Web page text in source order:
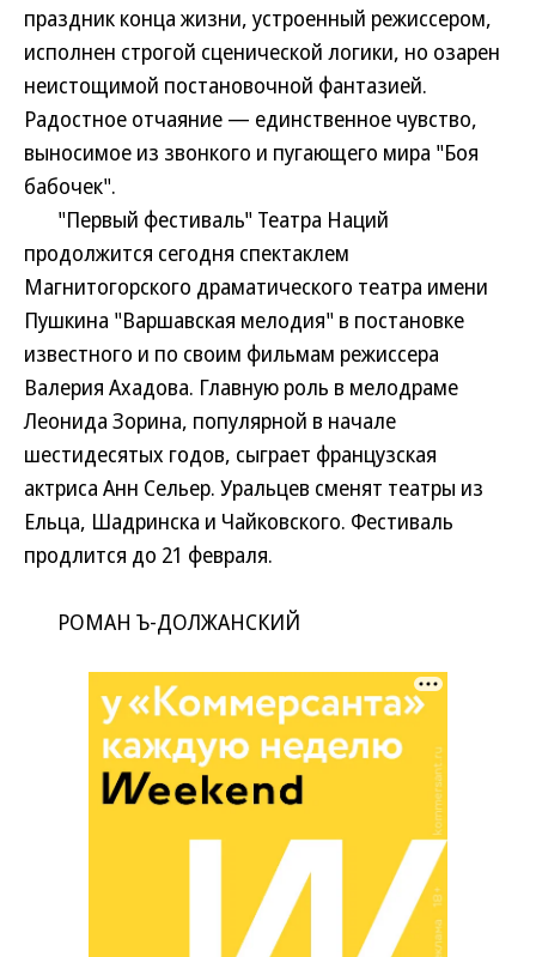
праздник конца жизни, устроенный режиссером,
исполнен строгой сценической логики, но озарен
неистощимой постановочной фантазией.
Радостное отчаяние — единственное чувство,
выносимое из звонкого и пугающего мира "Боя
бабочек".
"Первый фестиваль" Театра Наций
продолжится сегодня спектаклем
Магнитогорского драматического театра имени
Пушкина "Варшавская мелодия" в постановке
известного и по своим фильмам режиссера
Валерия Ахадова. Главную роль в мелодраме
Леонида Зорина, популярной в начале
шестидесятых годов, сыграет французская
актриса Анн Сельер. Уральцев сменят театры из
Ельца, Шадринска и Чайковского. Фестиваль
продлится до 21 февраля.
РОМАН Ъ-ДОЛЖАНСКИЙ